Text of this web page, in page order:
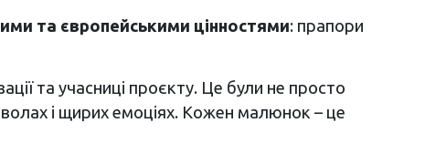
та європейськими цінностями: прапори
та учасниці проєкту. Це були не просто
і щирих емоціях. Кожен малюнок – це